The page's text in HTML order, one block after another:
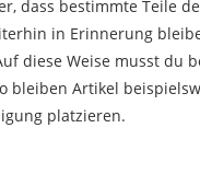
dass bestimmte Teile
in Erinnerung
diese Weise musst
bleiben Artikel
platzieren.